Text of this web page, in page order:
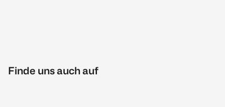
Finde uns auch auf